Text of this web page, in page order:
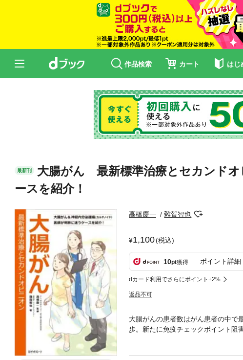
作品検索 カート はじ
最新刊
大腸がん 最新標準治療とセカンドオ
ースを紹介！
高橋慶一 雜賀智也
1,100(税込)
10pt獲得 ポイント詳細
dカード利用でさらにポイント+2%
返品不可
大腸がんの患者数はがん患者の中で
歩。新たに免疫チェックポイント阻
は「大腸癌治療ガイドライン2019